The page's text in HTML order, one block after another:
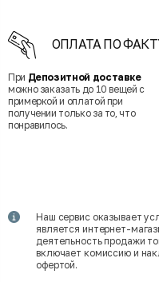
ОПЛАТА ПО
При Депозитной доставке
можно заказать до 10 вещей с
примеркой и оплатой при
получении только за то, что
понравилось.
Наш сервис оказывает
является интернет-
деятельность продажи
включает комиссию и
офертой.